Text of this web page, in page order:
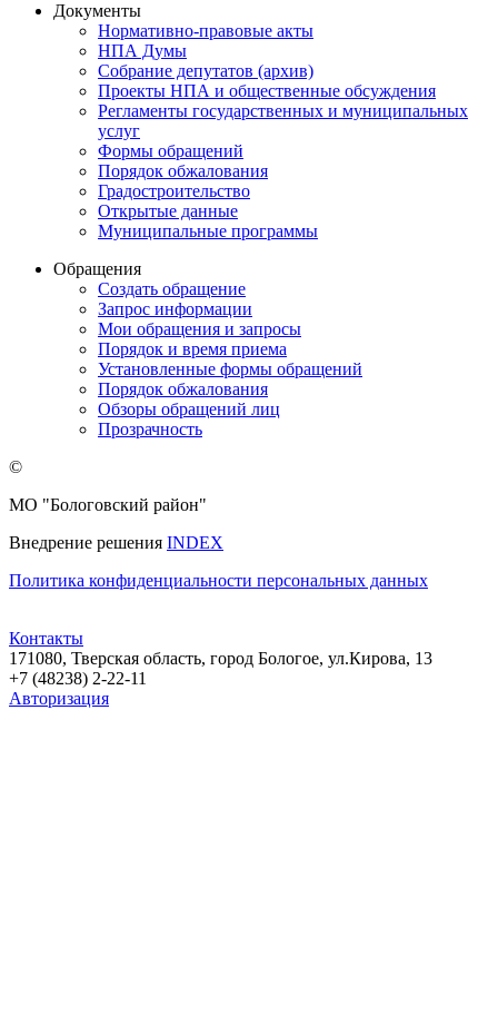
Документы
Нормативно-правовые акты
НПА Думы
Собрание депутатов (архив)
Проекты НПА и общественные обсуждения
Регламенты государственных и муниципальных
услуг
Формы обращений
Порядок обжалования
Градостроительство
Открытые данные
Муниципальные программы
Обращения
Создать обращение
Запрос информации
Мои обращения и запросы
Порядок и время приема
Установленные формы обращений
Порядок обжалования
Обзоры обращений лиц
Прозрачность
©
МО "Бологовский район"
Внедрение решения INDEX
Политика конфиденциальности персональных данных
Контакты
171080, Тверская область, город Бологое, ул.Кирова, 13
+7 (48238) 2-22-11
Авторизация